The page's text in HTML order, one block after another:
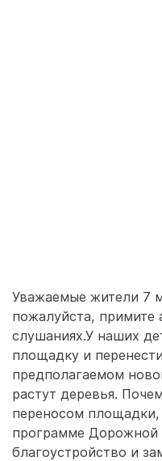
Уважаемые жители 7
пожалуйста, примите
слушаниях.У наших
площадку и
предполагаемом
растут деревья.
переносом площадки,
программе Дорожной
благоустройство и